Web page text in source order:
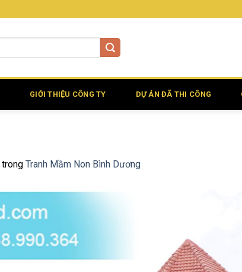
GIỚI THIỆU CÔNG TY DỰ ÁN ĐÃ THI CÔNG
trong Tranh Mầm Non Bình Dương